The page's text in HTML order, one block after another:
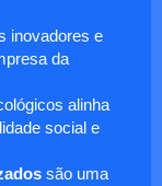
inovadores e
da
alinha
social e
são uma